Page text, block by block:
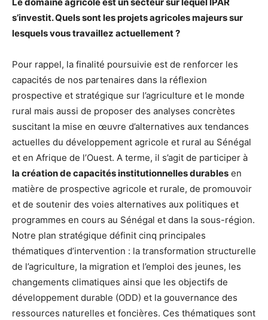
s’investit. Quels sont les projets agricoles majeurs sur
lesquels vous travaillez actuellement ?
Pour rappel, la finalité poursuivie est de renforcer les
capacités de nos partenaires dans la réflexion
prospective et stratégique sur l’agriculture et le monde
rural mais aussi de proposer des analyses concrètes
suscitant la mise en œuvre d’alternatives aux tendances
actuelles du développement agricole et rural au Sénégal
et en Afrique de l’Ouest. A terme, il s’agit de participer à
la création de capacités institutionnelles durables en
matière de prospective agricole et rurale, de promouvoir
et de soutenir des voies alternatives aux politiques et
programmes en cours au Sénégal et dans la sous-région.
Notre plan stratégique définit cinq principales
thématiques d’intervention : la transformation structurelle
de l’agriculture, la migration et l’emploi des jeunes, les
changements climatiques ainsi que les objectifs de
développement durable (ODD) et la gouvernance des
ressources naturelles et foncières. Ces thématiques sont